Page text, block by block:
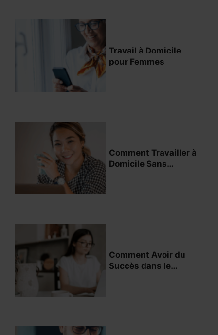
Travail à Domicile
pour Femmes
Comment Travailler à
Domicile Sans
Comment Avoir du
Succès dans le